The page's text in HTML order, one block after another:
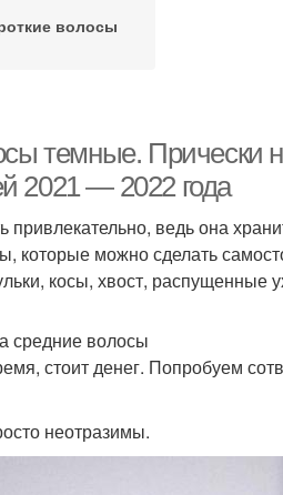
волосы
темные. Прически
2021 — 2022 года
ведь она
которые можно сделать
косы, хвост, распущенные
средние волосы
стоит денег. Попробуем
неотразимы.